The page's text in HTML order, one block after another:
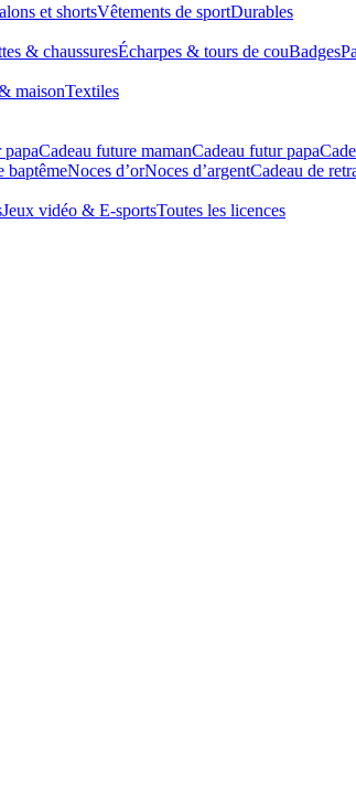
et shortsVêtements de sportDurables
& chaussuresÉcharpes & tours de couBadges
maisonTextiles
papaCadeau future mamanCadeau futur papa
baptêmeNoces d’orNoces d’argentCadeau de
Jeux vidéo & E-sportsToutes les licences